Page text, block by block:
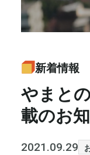
実需用戸建・マン
書籍・メディア
セミナー
大和財託の意志
新着情報
やまと
載のお
2021.09.29